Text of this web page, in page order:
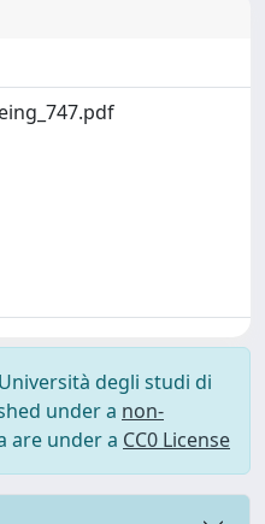
degli studi di
under a non-
are under a CC0 License